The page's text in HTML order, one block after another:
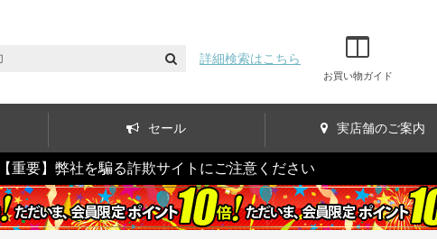
詳細検索はこちら
お買い物ガイド
セール 実店舗のご案内
【重要】弊社を騙る詐欺サイトにご注意ください